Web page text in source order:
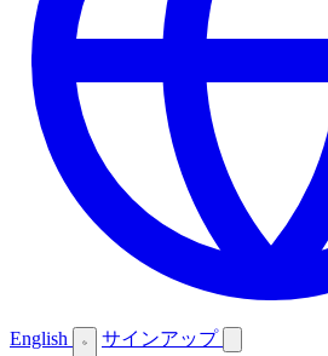
English サインアップ